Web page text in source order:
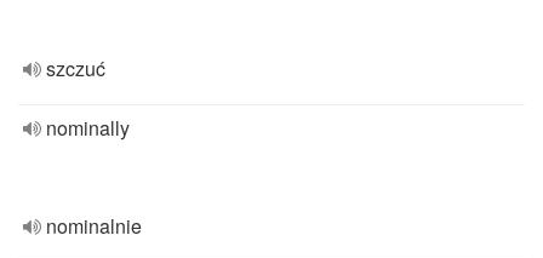
szczuć
nominally
nominalnie